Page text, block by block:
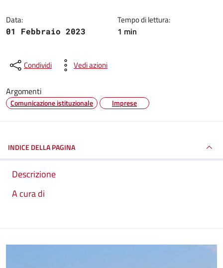
Data:
01 Febbraio 2023
Tempo di lettura:
1 min
Condividi Vedi azioni
Argomenti
Comunicazione istituzionale Imprese
INDICE DELLA PAGINA
Descrizione
A cura di